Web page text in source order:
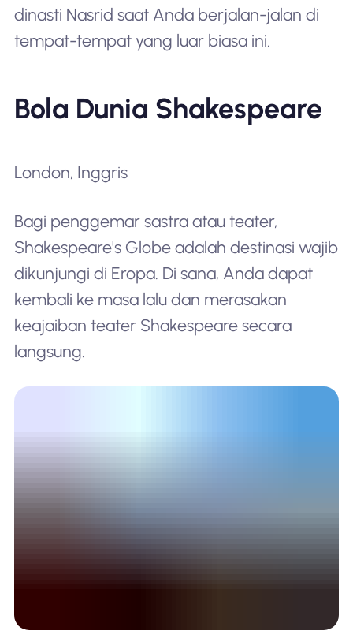
dinasti Nasrid saat Anda berjalan-jalan di
tempat-tempat yang luar biasa ini.
Bola Dunia Shakespeare
London, Inggris
Bagi penggemar sastra atau teater,
Shakespeare's Globe adalah destinasi wajib
dikunjungi di Eropa. Di sana, Anda dapat
kembali ke masa lalu dan merasakan
keajaiban teater Shakespeare secara
langsung.